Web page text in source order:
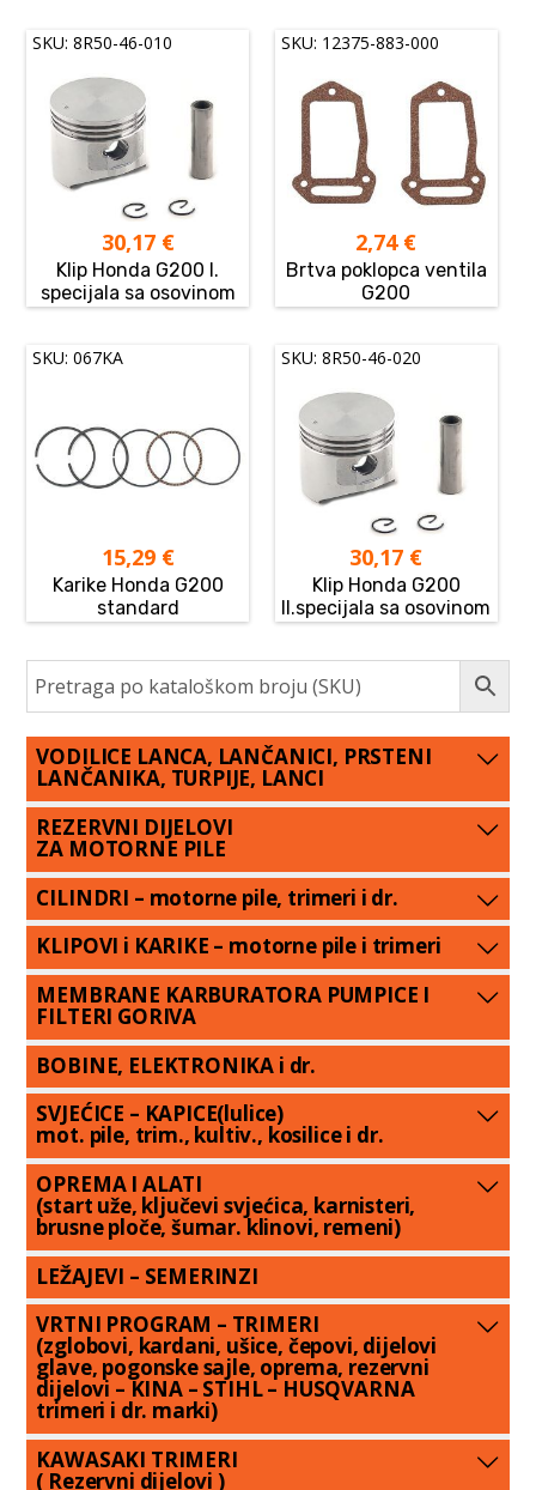
SKU: 8R50-46-010
30,17 €
Klip Honda G200 I.
specijala sa osovinom
SKU: 12375-883-000
2,74 €
Brtva poklopca ventila
G200
SKU: 067KA
15,29 €
Karike Honda G200
standard
SKU: 8R50-46-020
30,17 €
Klip Honda G200
II.specijala sa osovinom
VODILICE LANCA, LANČANICI, PRSTENI
LANČANIKA, TURPIJE, LANCI
REZERVNI DIJELOVI
ZA MOTORNE PILE
CILINDRI – motorne pile, trimeri i dr.
KLIPOVI i KARIKE – motorne pile i trimeri
MEMBRANE KARBURATORA PUMPICE I
FILTERI GORIVA
BOBINE, ELEKTRONIKA i dr.
SVJEĆICE – KAPICE(lulice)
mot. pile, trim., kultiv., kosilice i dr.
OPREMA I ALATI
(start uže, ključevi svjećica, karnisteri,
brusne ploče, šumar. klinovi, remeni)
LEŽAJEVI – SEMERINZI
VRTNI PROGRAM – TRIMERI
(zglobovi, kardani, ušice, čepovi, dijelovi
glave, pogonske sajle, oprema, rezervni
dijelovi – KINA – STIHL – HUSQVARNA
trimeri i dr. marki)
KAWASAKI TRIMERI
( Rezervni dijelovi )